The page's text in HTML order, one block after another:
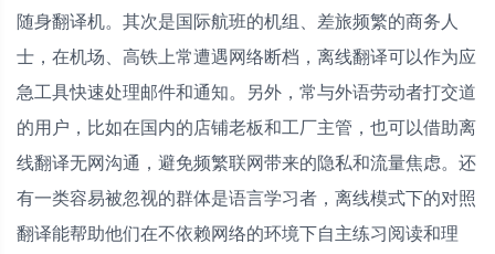
随身翻译机。其次是国际航班的机组、差旅频繁的商务人
士，在机场、高铁上常遭遇网络断档，离线翻译可以作为应
急工具快速处理邮件和通知。另外，常与外语劳动者打交道
的用户，比如在国内的店铺老板和工厂主管，也可以借助离
线翻译无网沟通，避免频繁联网带来的隐私和流量焦虑。还
有一类容易被忽视的群体是语言学习者，离线模式下的对照
翻译能帮助他们在不依赖网络的环境下自主练习阅读和理